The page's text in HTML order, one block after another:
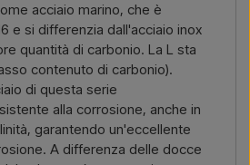
acciaio marino, che è
e si differenzia dall'acciaio inox
quantità di carbonio. La L sta
contenuto di carbonio).
di questa serie
alla corrosione, anche in
garantendo un'eccellente
A differenza delle docce